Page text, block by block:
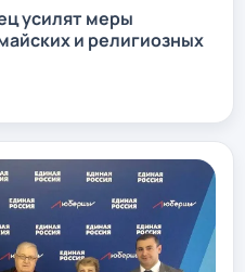
усилят меры
и религиозных